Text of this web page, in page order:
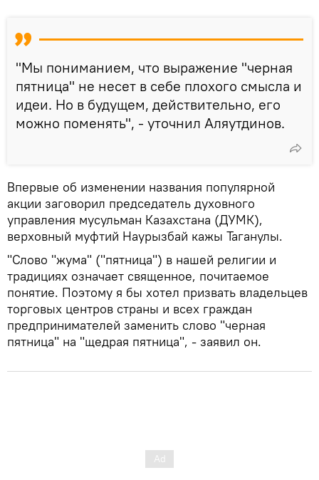
"Мы пониманием, что выражение "черная
пятница" не несет в себе плохого смысла и
идеи. Но в будущем, действительно, его
можно поменять", - уточнил Аляутдинов.
Впервые об изменении названия популярной
акции заговорил председатель духовного
управления мусульман Казахстана (ДУМК),
верховный муфтий Наурызбай кажы Таганулы.
"Слово "жума" ("пятница") в нашей религии и
традициях означает священное, почитаемое
понятие. Поэтому я бы хотел призвать владельцев
торговых центров страны и всех граждан
предпринимателей заменить слово "черная
пятница" на "щедрая пятница", - заявил он.